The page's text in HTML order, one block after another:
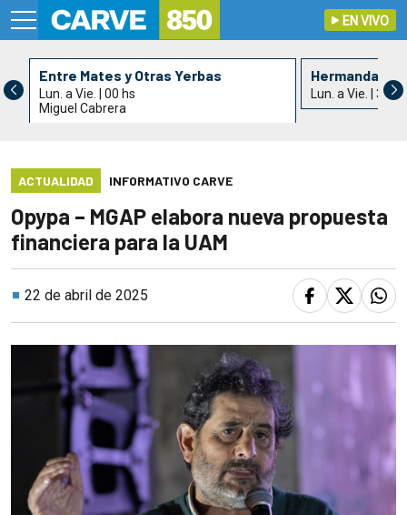
EN VIVO
Entre Mates y Otras Yerbas
Lun. a Vie. | 00 hs
Miguel Cabrera
Hermandad
Lun. a Vie. | 3 hs
ACTUALIDAD INFORMATIVO CARVE
Opypa – MGAP elabora nueva propuesta
financiera para la UAM
22 de abril de 2025